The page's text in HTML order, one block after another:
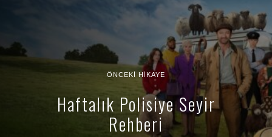
ÖNCEKI HIKAYE
Haftalık Polisiye Seyir
Rehberi